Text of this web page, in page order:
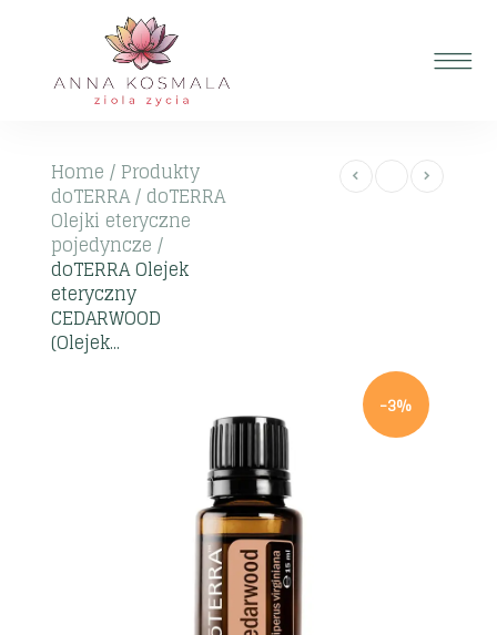
Home / Produkty
doTERRA/ doTERRA
Olejki eteryczne
pojedyncze /
doTERRA Olejek
eteryczny
CEDARWOOD
(Olejek...
-3%